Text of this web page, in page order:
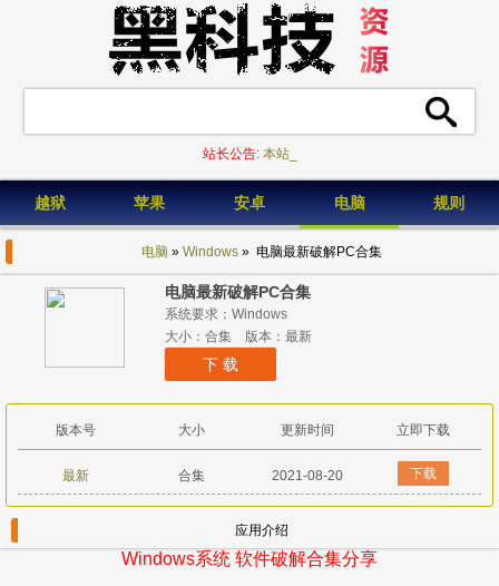
站长公告: 本站已_
越狱 苹果 安卓 电脑 规则
电脑 » Windows» 电脑最新破解PC合集
电脑最新破解PC合集
系统要求：Windows
大小：合集 版本：最新
下 载
版本号 大小 更新时间 立即下载
最新 合集 2021-08-20 下载
应用介绍
Windows系统 软件破解合集分享